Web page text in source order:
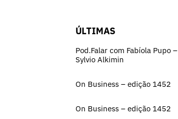
ÚLTIMAS
Pod.Falar com Fabíola Pupo –
Sylvio Alkimin
On Business – edição 1452
On Business – edição 1452